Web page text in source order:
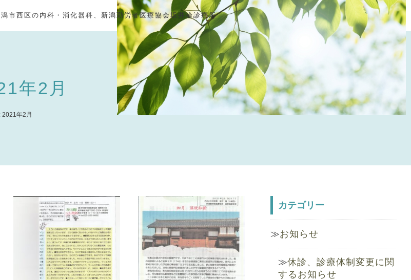
市西区の内科・消化器科、新潟勤労者医療協会坂井輪診療所
年2月
2021年2月
カテゴリー
お知らせ
休診、診療体制変更に関
するお知らせ